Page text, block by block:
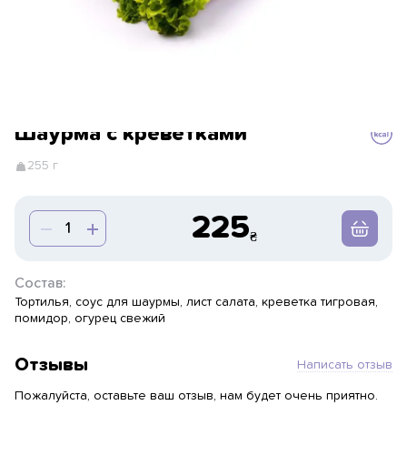
Шаурма с креветками
255 г
225
Состав:
Тортилья, соус для шаурмы, лист салата, креветка тигровая,
помидор, огурец свежий
Отзывы Написать отзыв
Пожалуйста, оставьте ваш отзыв, нам будет очень приятно.